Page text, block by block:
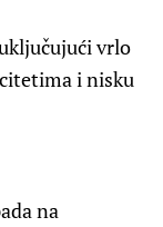
vrlo
i nisku
na